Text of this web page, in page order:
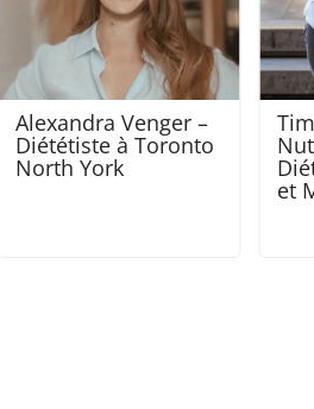
Timothy Leung –
Nutritionniste
Diététiste à Toronto
et